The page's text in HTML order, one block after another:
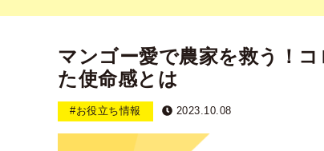
マンゴー愛で農家を救う！
た使命感とは
#お役立ち情報 2023.10.08